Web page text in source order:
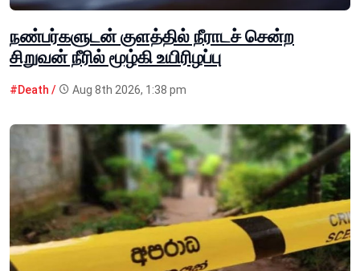
நண்பர்களுடன் குளத்தில் நீராடச் சென்ற
சிறுவன் நீரில் மூழ்கி உயிரிழப்பு
#Death / Aug 8th 2026, 1:38 pm